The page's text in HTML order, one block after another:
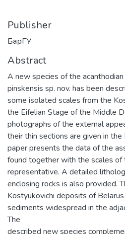
Publisher
БарГУ
Abstract
A new species of the
pinskensis sp. nov. has been
some isolated scales from the
the Eifelian Stage of the Middle
photographs of the external
their thin sections are given in
paper presents the data of the
found together with the scales of
representative. A detailed
enclosing rocks is also provided.
Kostyukovichi deposits of
sediments widespread in the
The
described new species